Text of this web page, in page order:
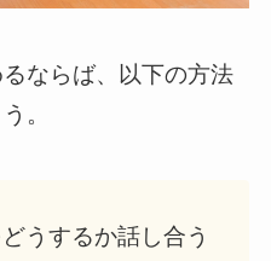
ならば、以下の方法
。
うするか話し合う